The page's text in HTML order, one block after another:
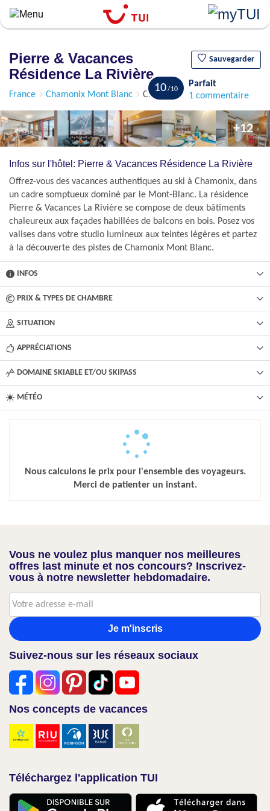
Aller
principal
Pierre & Vacances
Résidence La Rivière
Sauvegarder
France Chamonix Mont Blanc Chamonix
10
Parfait
1 commentaire
+12
Infos sur l'hôtel: Pierre & Vacances Résidence La Rivière
Offrez-vous des vacances authentiques au ski à Chamonix, dans
un cadre somptueux dominé par le Mont-Blanc. La résidence
Pierre & Vacances La Rivière se compose de deux bâtiments
chaleureux aux façades habillées de balcons en bois. Posez vos
valises dans votre studio lumineux aux teintes légères et partez
à la découverte des pistes de Chamonix Mont Blanc.
INFOS
PRIX & TYPES DE CHAMBRE
SITUATION
APPRÉCIATIONS
DOMAINE SKIABLE ET/OU SKIPASS
MÉTÉO
Nous calculons le prix pour l'ensemble des voyageurs.
Merci de patienter un instant.
Vous ne voulez plus manquer nos meilleures
offres last minute et nos concours? Inscrivez-
vous à notre newsletter hebdomadaire.
Je m'inscris
Suivez-nous sur les réseaux sociaux
Nos concepts de vacances
Téléchargez l'application TUI